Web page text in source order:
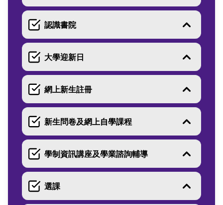
認識書院
大學迎新日
網上新生註冊
新生問卷及網上自學課程
學制資訊講座及學業諮詢輔導
選課